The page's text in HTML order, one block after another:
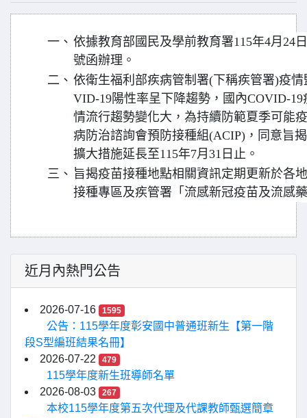
一、 依據教育部國民及學前教育署115年4月24
號函辦理。
二、 依衛生福利部疾病管制署(下稱疾管署)疫
VID-19陽性率呈下降趨勢，國內COVID-
情流行趨勢變化大，為持續防範夏季可能
病防治諮詢會預防接種組(ACIP)，同意旨
擴大措施延長至115年7月31日止。
三、 旨揭疫苗接種地點相關資訊定期更新於各
接種專區及疾管署「流感新冠疫苗及流感
近月內熱門公告
2026-07-16 1595
公告：115學年度彰安國中普通班新生【第一階
段S型編班結果名冊】
2026-07-22
479
115學年度新生班導師名單
2026-08-03
267
本校115學年度第五次代理及代課教師甄選簡章